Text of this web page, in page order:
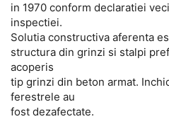
in 1970 conform declaratiei
inspectiei.
Solutia constructiva aferenta
structura din grinzi si stalpi
acoperis
tip grinzi din beton armat.
ferestrele au
fost dezafectate.